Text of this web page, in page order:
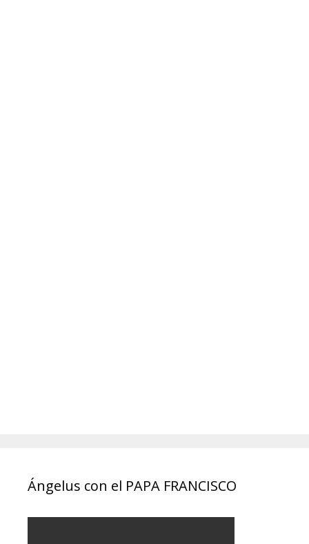
Ángelus con el PAPA FRANCISCO